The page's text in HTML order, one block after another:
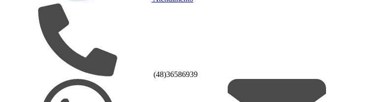
(48)36586939